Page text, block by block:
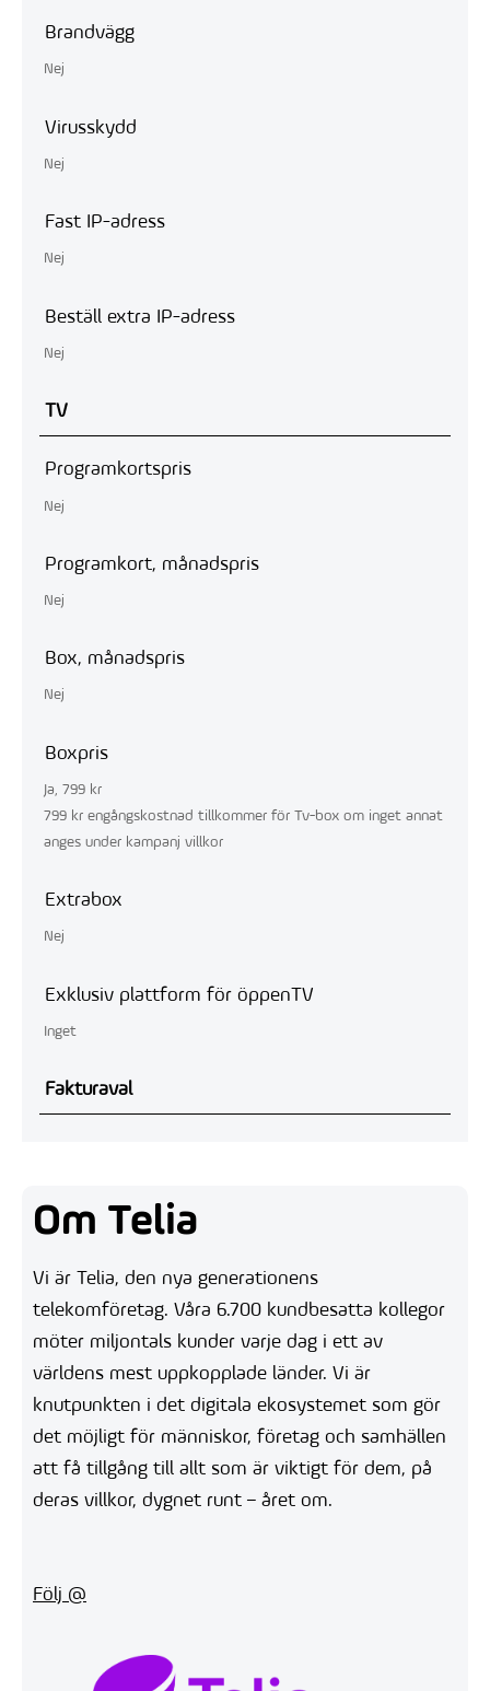
Brandvägg
Nej
Virusskydd
Nej
Fast IP-adress
Nej
Beställ extra IP-adress
Nej
TV
Programkortspris
Nej
Programkort, månadspris
Nej
Box, månadspris
Nej
Boxpris
Ja, 799 kr
799 kr engångskostnad tillkommer för Tv-box om inget annat
anges under kampanj villkor
Extrabox
Nej
Exklusiv plattform för öppenTV
Inget
Fakturaval
Om Telia
Vi är Telia, den nya generationens
telekomföretag. Våra 6.700 kundbesatta kollegor
möter miljontals kunder varje dag i ett av
världens mest uppkopplade länder. Vi är
knutpunkten i det digitala ekosystemet som gör
det möjligt för människor, företag och samhällen
att få tillgång till allt som är viktigt för dem, på
deras villkor, dygnet runt – året om.
Följ @